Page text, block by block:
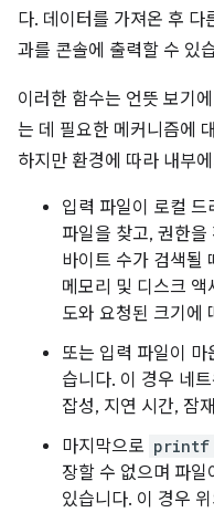
다. 데이터를 가져온 후 다
과를 콘솔에 출력할 수 있
이러한 함수는 언뜻 보기
는 데 필요한 메커니즘에
하지만 환경에 따라 내부
입력 파일이 로컬
파일을 찾고, 권한
바이트 수가 검색될
메모리 및 디스크
도와 요청된 크기에
또는 입력 파일이
습니다. 이 경우 네
잡성, 지연 시간, 잠
마지막으로 printf
장할 수 없으며 파
있습니다. 이 경우